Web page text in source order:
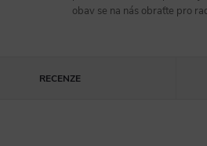
obav se na nás obraťte pro
RECENZE